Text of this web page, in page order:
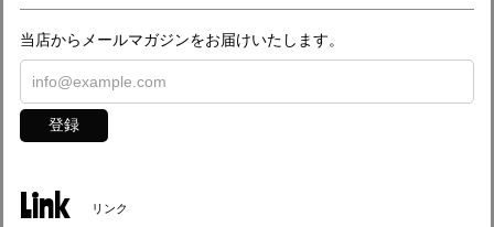
当店からメールマガジンをお届けいたします。
登録
Link リンク